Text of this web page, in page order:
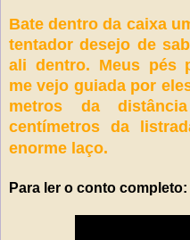
Bate dentro da caixa
tentador desejo de
ali dentro. Meus pés
me vejo guiada por
metros da
centímetros da
enorme laço.
Para ler o conto completo: